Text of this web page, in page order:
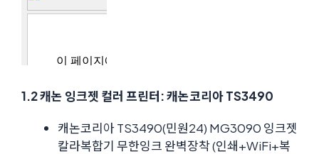
1.2 캐논 잉크젯 컬러 프린터: 캐논코리아 TS3490
캐논코리아 TS3490(민원24) MG3090 잉크젯
칼라복합기 무한잉크 완벽장착 (인쇄+WiFi+복